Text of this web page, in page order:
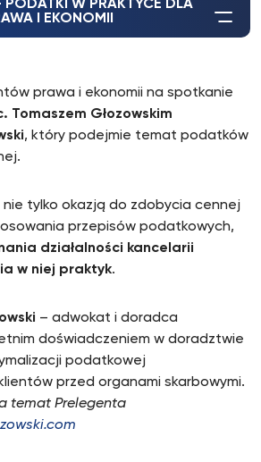
W PRAKTYCE DLA
I EKONOMII
prawa i ekonomii na spotkanie
Tomaszem Głozowskim
, który podejmie temat podatków
tylko okazją do zdobycia cennej
przepisów podatkowych,
działalności kancelarii
w niej praktyk.
– adwokat i doradca
doświadczeniem w doradztwie
podatkowej
przed organami skarbowymi.
temat Prelegenta